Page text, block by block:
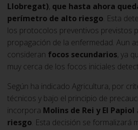
Llobregat), que hasta ahora
perímetro de alto riesgo. Esta
los protocolos preventivos previstos
propagación de la enfermedad. Aun
consideran focos secundarios, ya
muy cerca de los focos iniciales
Según ha indicado Agricultura, por
técnicos y bajo el principio de
incorpora Molins de Rei y El Papiol
riesgo. Esta decisión se formalizará